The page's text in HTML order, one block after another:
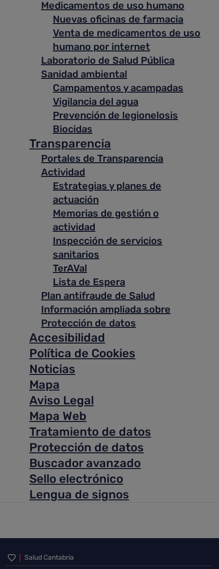
Medicamentos de uso humano
Nuevas oficinas de farmacia
Venta de medicamentos de uso
humano por internet
Laboratorio de Salud Pública
Sanidad ambiental
Campamentos y acampadas
Vigilancia del agua
Prevención de legionelosis
Biocidas
Transparencia
Portales de Transparencia
Actividad
Estrategias y planes de
actuación
Memorias de gestión o
actividad
Inspección de servicios
sanitarios
TerAVal
Lista de Espera
Plan antifraude de Salud
Información ampliada sobre
Protección de datos
Accesibilidad
Política de Cookies
Noticias
Mapa
Aviso Legal
Mapa Web
Tratamiento de datos
Protección de datos
Buscador avanzado
Sello electrónico
Lengua de signos
Inicio del pie de página
Salud Cantabria